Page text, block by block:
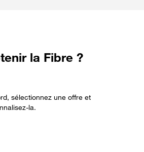
la Fibre ?
sélectionnez une offre et
la.